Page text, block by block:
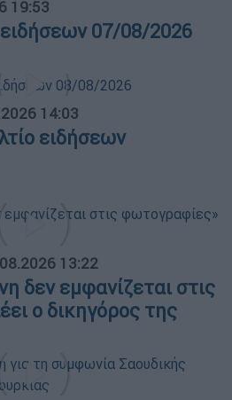
19:53
ειδήσεων 07/08/2026
14:03
ειδήσεων
13:22
δεν εμφανίζεται στις
ο δικηγόρος της